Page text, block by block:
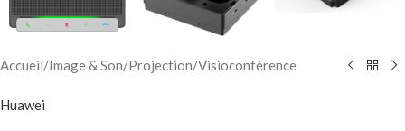
Accueil/Image & Son/Projection/Visioconférence
Huawei